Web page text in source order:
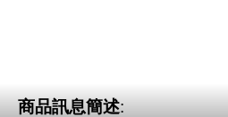
商品訊息簡述: